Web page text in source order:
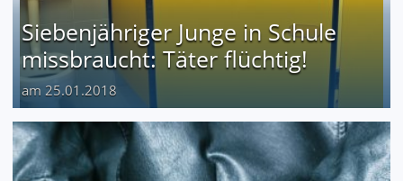
Siebenjähriger Junge in Schule
missbraucht: Täter flüchtig!
am 25.01.2018